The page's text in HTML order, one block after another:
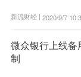
新流财经 | 2020/9/7
微众银行上线
制